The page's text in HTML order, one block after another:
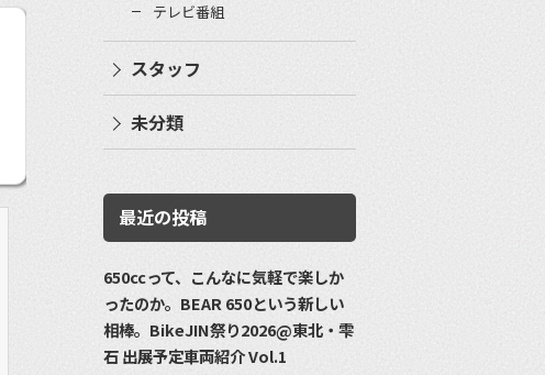
テレビ番組
スタッフ
未分類
最近の投稿
650ccって、こんなに気軽で楽しか
ったのか。BEAR 650という新しい
相棒。BikeJIN祭り2026@東北・雫
石 出展予定車両紹介 Vol.1